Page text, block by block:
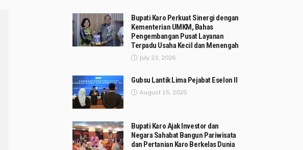
Bupati Karo Perkuat Sinergi dengan
Kementerian UMKM, Bahas
Pengembangan Pusat Layanan
Terpadu Usaha Kecil dan Menengah
July 23, 2026
Gubsu Lantik Lima Pejabat Eselon II
August 15, 2025
Bupati Karo Ajak Investor dan
Negara Sahabat Bangun Pariwisata
dan Pertanian Karo Berkelas Dunia